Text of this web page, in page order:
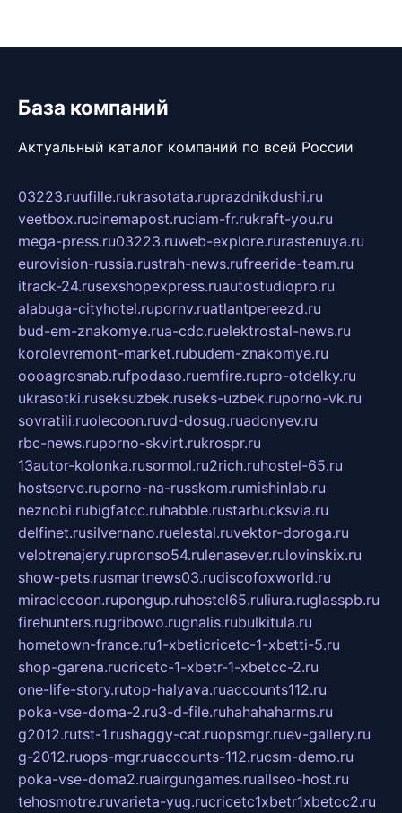
База компаний
Актуальный каталог компаний по всей России
03223.ruufille.rukrasotata.ruprazdnikdushi.ru
veetbox.rucinemapost.ruciam-fr.rukraft-you.ru
mega-press.ru03223.ruweb-explore.rurastenuya.ru
eurovision-russia.rustrah-news.rufreeride-team.ru
itrack-24.rusexshopexpress.ruautostudiopro.ru
alabuga-cityhotel.rupornv.ruatlantpereezd.ru
bud-em-znakomye.rua-cdc.ruelektrostal-news.ru
korolevremont-market.rubudem-znakomye.ru
oooagrosnab.rufpodaso.ruemfire.rupro-otdelky.ru
ukrasotki.ruseksuzbek.ruseks-uzbek.ruporno-vk.ru
sovratili.ruolecoon.ruvd-dosug.ruadonyev.ru
rbc-news.ruporno-skvirt.rukrospr.ru
13autor-kolonka.rusormol.ru2rich.ruhostel-65.ru
hostserve.ruporno-na-russkom.rumishinlab.ru
neznobi.rubigfatcc.ruhabble.rustarbucksvia.ru
delfinet.rusilvernano.ruelestal.ruvektor-doroga.ru
velotrenajery.rupronso54.rulenasever.rulovinskix.ru
show-pets.rusmartnews03.rudiscofoxworld.ru
miraclecoon.rupongup.ruhostel65.ruliura.ruglasspb.ru
firehunters.rugribowo.rugnalis.rubulkitula.ru
hometown-france.ru1-xbeticricetc-1-xbetti-5.ru
shop-garena.rucricetc-1-xbetr-1-xbetcc-2.ru
one-life-story.rutop-halyava.ruaccounts112.ru
poka-vse-doma-2.ru3-d-file.ruhahahaharms.ru
g2012.rutst-1.rushaggy-cat.ruopsmgr.ruev-gallery.ru
g-2012.ruops-mgr.ruaccounts-112.rucsm-demo.ru
poka-vse-doma2.ruairgungames.ruallseo-host.ru
tehosmotre.ruvarieta-yug.rucricetc1xbetr1xbetcc2.ru